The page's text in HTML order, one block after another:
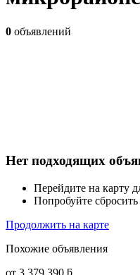
0 объявлений
Нет подходящих
Перейдите на карту
Попробуйте
Продолжить на карте
Похожие объявления
от 3 379 390 ƃ